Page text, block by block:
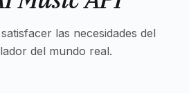
las necesidades del
del mundo real.